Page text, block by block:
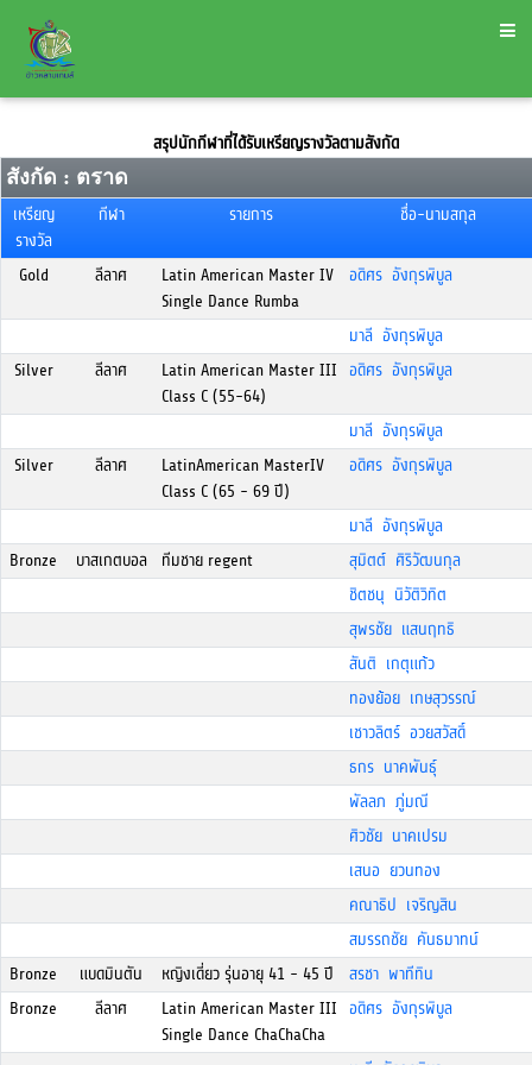
สรุปนักกีฬาที่ได้รับเหรียญรางวัลตามสังกัด
สังกัด : ตราด
เหรียญ
รางวัล
กีฬา รายการ ชื่อ-นามสกุล
Gold ลีลาศ
Latin American Master IV
Single Dance Rumba
อดิศร อังกุรพิบูล
มาลี อังกุรพิบูล
Silver
ลีลาศ
Latin American Master III
Class C (55-64)
อดิศร อังกุรพิบูล
มาลี อังกุรพิบูล
Silver
ลีลาศ
LatinAmerican MasterIV
Class C (65 - 69 ปี)
อดิศร อังกุรพิบูล
มาลี อังกุรพิบูล
Bronze
บาสเกตบอล ทีมชาย regent
สุมิตต์ ศิริวัฒนกุล
ชิตชนุ นิวัติวิทิต
สุพรชัย แสนฤทธิ
สันติ เกตุแก้ว
ทองย้อย เกษสุวรรณ์
เชาวลิตร์ อวยสวัสดิ์
ธกร นาคพันธุ์
พัลลภ ภู่มณี
ศิวชัย นาคเปรม
เสนอ ยวนทอง
คณาธิป เจริญสิน
สมรรถชัย คันธมาทน์
Bronze
แบดมินตัน หญิงเดี่ยว รุ่นอายุ 41 - 45 ปี
สรชา พาทีทิน
Bronze
ลีลาศ
Latin American Master III
Single Dance ChaChaCha
อดิศร อังกุรพิบูล